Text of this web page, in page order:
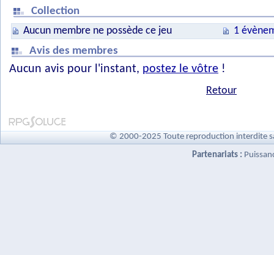
Collection
Aucun membre ne possède ce jeu
1
Avis des membres
Aucun avis pour l'instant, postez le vôtre !
Retour
© 2000-2025 Toute reproduction interdite
Partenariats :